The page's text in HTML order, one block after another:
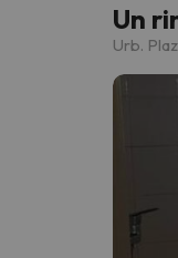
Un
Urb.